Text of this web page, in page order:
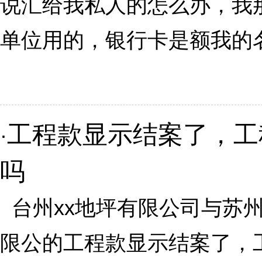
说汇给我私人的怎么办，我
单位用的，银行卡是额我的
·工程款显示结案了，
吗
台州xx地坪有限公司与苏
限公的工程款显示结案了，